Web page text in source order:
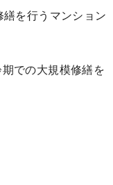
を行うマンション
での大規模修繕を